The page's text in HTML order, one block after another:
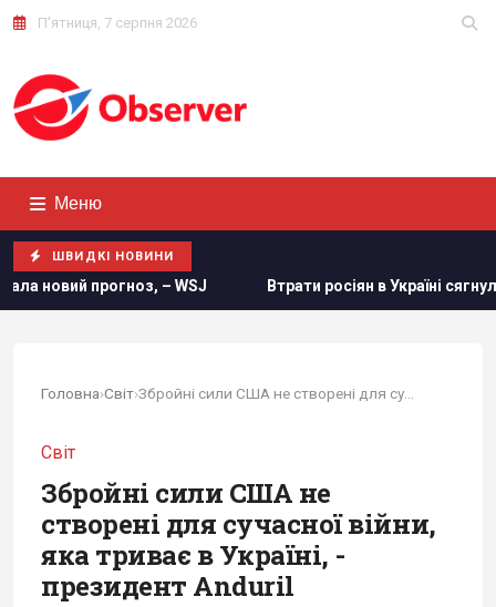
П'ятниця, 7 серпня 2026
Меню
ШВИДКІ НОВИНИ
Втрати росіян в Україні сягнули нової психологічної
Головна›Світ›
Світ
Збройні сили США не
створені для сучасної війни,
яка триває в Україні, -
президент Anduril